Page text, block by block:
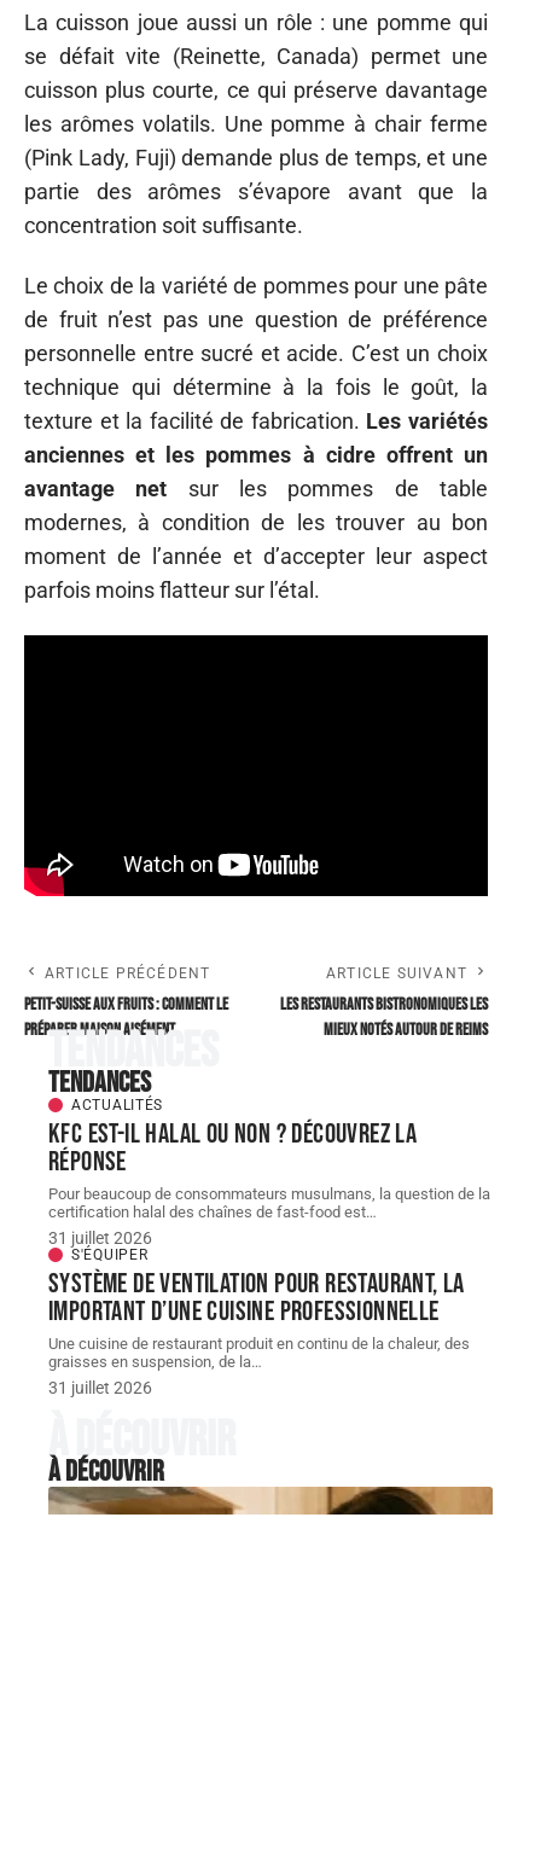
La cuisson joue aussi un rôle : une pomme qui
se défait vite (Reinette, Canada) permet une
cuisson plus courte, ce qui préserve davantage
les arômes volatils. Une pomme à chair ferme
(Pink Lady, Fuji) demande plus de temps, et une
partie des arômes s’évapore avant que la
concentration soit suffisante.
Le choix de la variété de pommes pour une pâte
de fruit n’est pas une question de préférence
personnelle entre sucré et acide. C’est un choix
technique qui détermine à la fois le goût, la
texture et la facilité de fabrication. Les variétés
anciennes et les pommes à cidre offrent un
avantage net sur les pommes de table
modernes, à condition de les trouver au bon
moment de l’année et d’accepter leur aspect
parfois moins flatteur sur l’étal.
ARTICLE PRÉCÉDENT
Petit-suisse aux fruits : comment le
préparer maison aisément
ARTICLE SUIVANT
Les restaurants bistronomiques les
mieux notés autour de reims
Tendances
Tendances
ACTUALITÉS
KFC est-il halal ou non ? Découvrez la
réponse
Pour beaucoup de consommateurs musulmans, la question de la
certification halal des chaînes de fast-food est…
31 juillet 2026
S'ÉQUIPER
Système de ventilation pour restaurant, la
important d’une cuisine professionnelle
Une cuisine de restaurant produit en continu de la chaleur, des
graisses en suspension, de la…
31 juillet 2026
À découvrir
À découvrir